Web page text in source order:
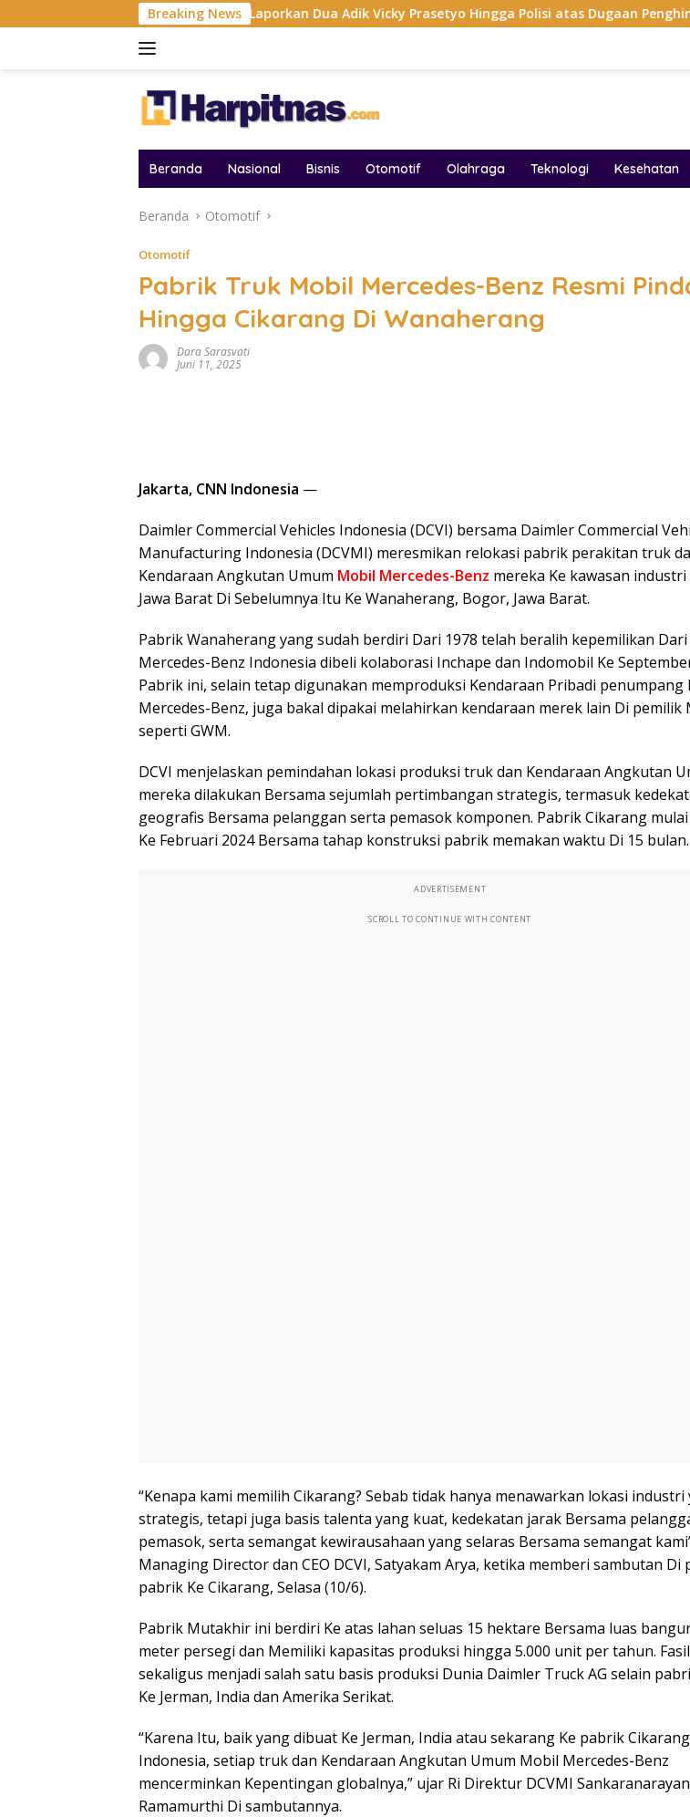
ke
Breaking News
Fangfang Laporkan Dua Adik Vicky Prasetyo Hingga Polisi atas Dugaan Penghinaan
Beranda Nasional Bisnis Otomotif Olahraga Teknologi Kesehatan
Beranda Otomotif
Otomotif
Pabrik Truk Mobil Mercedes-Benz Resmi
Hingga Cikarang Di Wanaherang
Dara Sarasvati
Juni 11, 2025
Jakarta, CNN Indonesia —
Daimler Commercial Vehicles Indonesia (DCVI) bersama Daimler Commercial
Manufacturing Indonesia (DCVMI) meresmikan relokasi pabrik perakitan truk
Kendaraan Angkutan Umum Mobil Mercedes-Benz mereka Ke kawasan
Jawa Barat Di Sebelumnya Itu Ke Wanaherang, Bogor, Jawa Barat.
Pabrik Wanaherang yang sudah berdiri Dari 1978 telah beralih kepemilikan
Mercedes-Benz Indonesia dibeli kolaborasi Inchape dan Indomobil Ke
Pabrik ini, selain tetap digunakan memproduksi Kendaraan Pribadi penumpang
Mercedes-Benz, juga bakal dipakai melahirkan kendaraan merek lain Di
seperti GWM.
DCVI menjelaskan pemindahan lokasi produksi truk dan Kendaraan Angkutan
mereka dilakukan Bersama sejumlah pertimbangan strategis, termasuk
geografis Bersama pelanggan serta pemasok komponen. Pabrik Cikarang
Ke Februari 2024 Bersama tahap konstruksi pabrik memakan waktu Di 15 bulan.
ADVERTISEMENT
SCROLL TO CONTINUE WITH CONTENT
“Kenapa kami memilih Cikarang? Sebab tidak hanya menawarkan lokasi industri
strategis, tetapi juga basis talenta yang kuat, kedekatan jarak Bersama
pemasok, serta semangat kewirausahaan yang selaras Bersama semangat
Managing Director dan CEO DCVI, Satyakam Arya, ketika memberi sambutan Di
pabrik Ke Cikarang, Selasa (10/6).
Pabrik Mutakhir ini berdiri Ke atas lahan seluas 15 hektare Bersama luas
meter persegi dan Memiliki kapasitas produksi hingga 5.000 unit per tahun.
sekaligus menjadi salah satu basis produksi Dunia Daimler Truck AG selain
Ke Jerman, India dan Amerika Serikat.
“Karena Itu, baik yang dibuat Ke Jerman, India atau sekarang Ke pabrik
Indonesia, setiap truk dan Kendaraan Angkutan Umum Mobil Mercedes-Benz
mencerminkan Kepentingan globalnya,” ujar Ri Direktur DCVMI
Ramamurthi Di sambutannya.